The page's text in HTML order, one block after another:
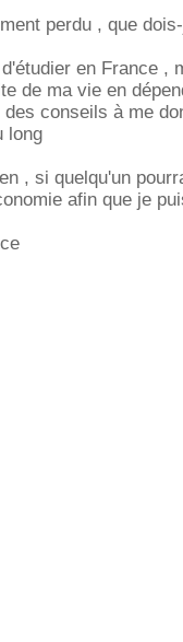
perdu , que
en France ,
de ma vie en
conseils à me
long
, si quelqu'un
afin que je